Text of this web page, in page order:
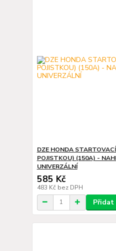
DZE HONDA
POJISTKOU) (150A) -
UNIVERZÁLNÍ
585 Kč
483 Kč bez DPH
Přidat